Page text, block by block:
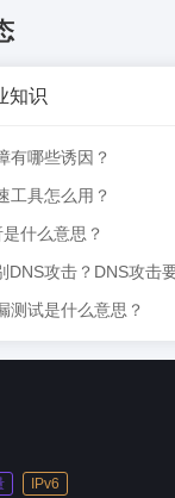
知识
有哪些诱因？
工具怎么用？
什么意思？
测试是什么意思？
IPv6